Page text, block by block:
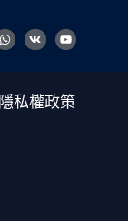
W
h
a
p
V
k
Y
o
b
e
隱私權政策